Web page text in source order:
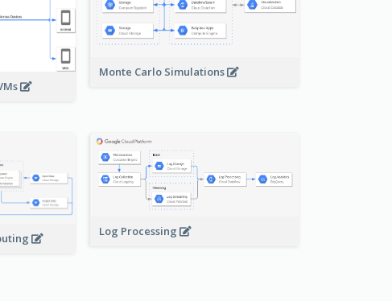
Monte Carlo Simulations
Log Processing